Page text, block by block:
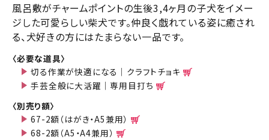
meeting_room ログイン person 会員登録
風呂敷がチャームポイントの生後3,4ヶ月の子犬をイメー
ジした可愛らしい柴犬です。仲良く戯れている姿に癒され
る、犬好きの方にはたまらない一品です。
〈必要な道具〉
切る作業が快適になる｜クラフトチョキ
手芸全般に大活躍｜専用目打ち
〈別売り額〉
67-2額（はがき・A5兼用）
68-2額（A5・A4兼用）